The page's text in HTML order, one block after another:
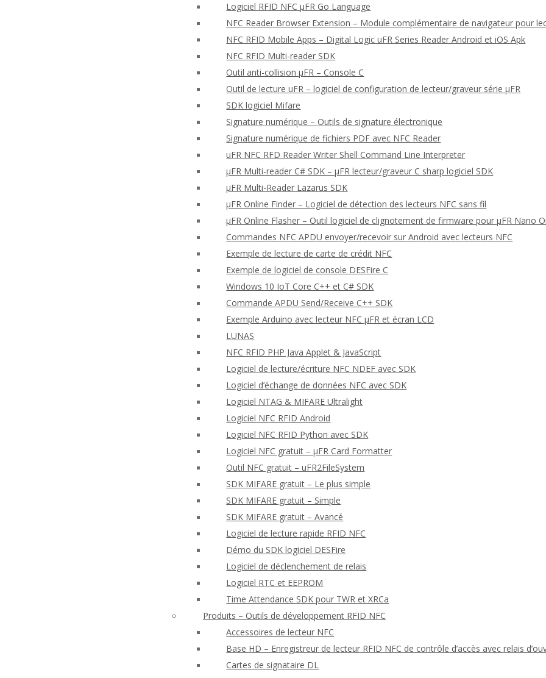
Logiciel RFID NFC μFR Go Language
NFC Reader Browser Extension – Module complémentaire de navigateur pour
NFC RFID Mobile Apps – Digital Logic uFR Series Reader Android et iOS Apk
NFC RFID Multi-reader SDK
Outil anti-collision μFR – Console C
Outil de lecture uFR – logiciel de configuration de lecteur/graveur série μFR
SDK logiciel Mifare
Signature numérique – Outils de signature électronique
Signature numérique de fichiers PDF avec NFC Reader
uFR NFC RFD Reader Writer Shell Command Line Interpreter
μFR Multi-reader C# SDK – μFR lecteur/graveur C sharp logiciel SDK
μFR Multi-Reader Lazarus SDK
μFR Online Finder – Logiciel de détection des lecteurs NFC sans fil
μFR Online Flasher – Outil logiciel de clignotement de firmware pour μFR Nano
Commandes NFC APDU envoyer/recevoir sur Android avec lecteurs NFC
Exemple de lecture de carte de crédit NFC
Exemple de logiciel de console DESFire C
Windows 10 IoT Core C++ et C# SDK
Commande APDU Send/Receive C++ SDK
Exemple Arduino avec lecteur NFC μFR et écran LCD
LUNAS
NFC RFID PHP Java Applet & JavaScript
Logiciel de lecture/écriture NFC NDEF avec SDK
Logiciel d’échange de données NFC avec SDK
Logiciel NTAG & MIFARE Ultralight
Logiciel NFC RFID Android
Logiciel NFC RFID Python avec SDK
Logiciel NFC gratuit – μFR Card Formatter
Outil NFC gratuit – uFR2FileSystem
SDK MIFARE gratuit – Le plus simple
SDK MIFARE gratuit – Simple
SDK MIFARE gratuit – Avancé
Logiciel de lecture rapide RFID NFC
Démo du SDK logiciel DESFire
Logiciel de déclenchement de relais
Logiciel RTC et EEPROM
Time Attendance SDK pour TWR et XRCa
Produits – Outils de développement RFID NFC
Accessoires de lecteur NFC
Base HD – Enregistreur de lecteur RFID NFC de contrôle d’accès avec relais
Cartes de signataire DL